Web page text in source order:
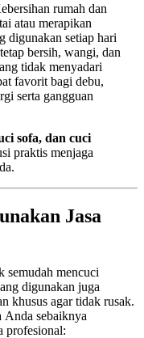
rumah dan
atau merapikan
digunakan setiap hari
bersih, wangi, dan
tidak menyadari
favorit bagi debu,
serta gangguan
sofa, dan cuci
praktis menjaga
Jasa
semudah mencuci
digunakan juga
khusus agar tidak rusak.
Anda sebaiknya
profesional: